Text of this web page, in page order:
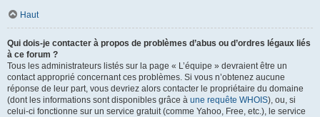
Haut
Qui dois-je contacter à propos de problèmes d’abus ou d’ordres légaux liés
à ce forum ?
Tous les administrateurs listés sur la page « L’équipe » devraient être un
contact approprié concernant ces problèmes. Si vous n’obtenez aucune
réponse de leur part, vous devriez alors contacter le propriétaire du domaine
(dont les informations sont disponibles grâce à une requête WHOIS), ou, si
celui-ci fonctionne sur un service gratuit (comme Yahoo, Free, etc.), le service